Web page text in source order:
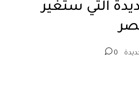
التي ستغير
0